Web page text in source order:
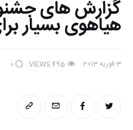
سینما
درباره ما
هیاهوی بسیار
3 فوریه 2013 495
VIEWS
0